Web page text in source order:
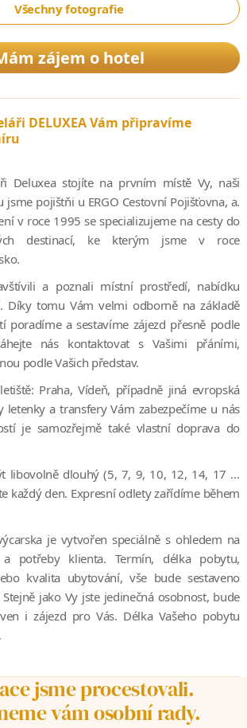
Všechny fotografie
zájem o hotel
DELUXEA Vám připravíme
Deluxea stojíte na prvním místě Vy, naši
pojištňi u ERGO Cestovní Pojišťovna, a.
v roce 1995 se specializujeme na cesty do
destinací, ke kterým jsme v roce
a poznali místní prostředí, nabídku
Díky tomu Vám velmi odborně na základě
poradíme a sestavíme zájezd přesně podle
nás kontaktovat s Vašimi přáními,
podle Vašich představ.
Praha, Vídeň, případně jiná evropská
letenky a transfery Vám zabezpečíme u nás
je samozřejmě také vlastní doprava do
libovolně dlouhý (5, 7, 9, 10, 12, 14, 17 …
každý den. Expresní odlety zařídíme během
je vytvořen speciálně s ohledem na
potřeby klienta. Termín, délka pobytu,
kvalita ubytování, vše bude sestaveno
jako Vy jste jedinečná osobnost, bude
i zájezd pro Vás. Délka Vašeho pobytu
jsme procestovali.
vám osobní rady.